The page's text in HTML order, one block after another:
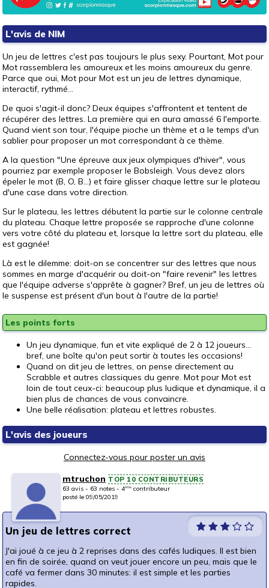
L'avis de NIM
Un jeu de lettres c'est pas toujours le plus sexy. Pourtant, Mot pour
Mot rassemblera les amoureux et les moins amoureux du genre.
Parce que oui, Mot pour Mot est un jeu de lettres dynamique,
interactif, rythmé...
De quoi s'agit-il donc? Deux équipes s'affrontent et tentent de
récupérer des lettres. La première qui en aura amassé 6 l'emporte.
Quand vient son tour, l'équipe pioche un thème et a le temps d'un
sablier pour proposer un mot correspondant à ce thème.
A la question "Une épreuve aux jeux olympiques d'hiver", vous
pourriez par exemple proposer le Bobsleigh. Vous devez alors
épeler le mot (B, O, B...) et faire glisser chaque lettre sur le plateau
d'une case dans votre direction.
Sur le plateau, les lettres débutent la partie sur le colonne centrale
du plateau. Chaque lettre proposée se rapproche d'une colonne
vers votre côté du plateau et, lorsque la lettre sort du plateau, elle
est gagnée!
Là est le dilemme: doit-on se concentrer sur des lettres que nous
sommes en marge d'acquérir ou doit-on "faire revenir" les lettres
que l'équipe adverse s'apprête à gagner? Bref, un jeu de lettres où
le suspense est présent d'un bout à l'autre de la partie!
Les points forts
Un jeu dynamique, fun et vite expliqué de 2 à 12 joueurs...
bref, une boîte qu'on peut sortir à toutes les occasions!
Quand on dit jeu de lettres, on pense directement au
Scrabble et autres classiques du genre. Mot pour Mot est
loin de tout ceux-ci: beaucoup plus ludique et dynamique, il a
bien plus de chances de vous convaincre.
Une belle réalisation: plateau et lettres robustes.
L'avis des joueurs
Connectez-vous pour poster un avis
mtruchon TOP 10 CONTRIBUTEURS
63 avis - 63 notes - 4ème contributeur
posté le 09/05/2019
Un jeu de lettres correct
J'ai joué à ce jeu à 2 reprises dans des cafés ludiques. Il est bien
en fin de soirée, quand on veut jouer encore un peu, mais que le
café va fermer dans 30 minutes: il est simple et les parties
rapides.